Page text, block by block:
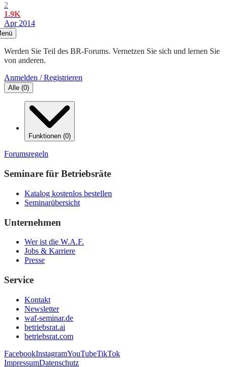
2
1.9K
Apr 2014
Werden Sie Teil des BR-Forums. Vernetzen Sie sich und lernen Sie
von anderen.
Anmelden / Registrieren
Alle (0)
Funktionen (0)
Forumsregeln
Seminare für Betriebsräte
Katalog kostenlos bestellen
Seminarübersicht
Unternehmen
Wer ist die W.A.F.
Jobs & Karriere
Presse
Service
Kontakt
Newsletter
waf-seminar.de
betriebsrat.ai
betriebsrat.com
FacebookInstagramYouTubeTikTok
ImpressumDatenschutz